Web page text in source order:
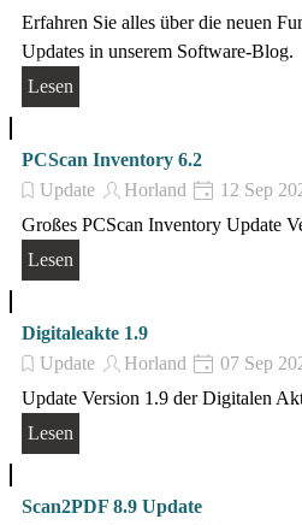
Erfahren Sie alles über die neuen
Updates in unserem Software-Blog.
Lesen
PCScan Inventory 6.2
Update
Horland
12 Sep
Großes PCScan Inventory Update
Lesen
Digitaleakte 1.9
Update
Horland
07 Sep
Update Version 1.9 der Digitalen
Lesen
Scan2PDF 8.9 Update